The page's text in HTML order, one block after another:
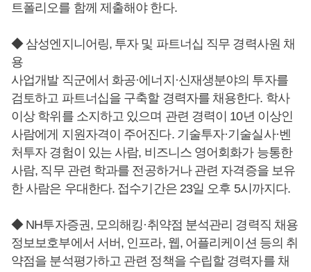
트폴리오를 함께 제출해야 한다.
◆ 삼성엔지니어링, 투자 및 파트너십 직무 경력사원 채
용
사업개발 직군에서 화공·에너지·신재생분야의 투자를
검토하고 파트너십을 구축할 경력자를 채용한다. 학사
이상 학위를 소지하고 있으며 관련 경력이 10년 이상인
사람에게 지원자격이 주어진다. 기술투자·기술실사·벤
처투자 경험이 있는 사람, 비즈니스 영어회화가 능통한
사람, 직무 관련 학과를 전공하거나 관련 자격증을 보유
한 사람은 우대한다. 접수기간은 23일 오후 5시까지다.
◆ NH투자증권, 모의해킹·취약점 분석관리 경력직 채용
정보보호부에서 서버, 인프라, 웹, 어플리케이션 등의 취
약점을 분석평가하고 관련 정책을 수립할 경력자를 채